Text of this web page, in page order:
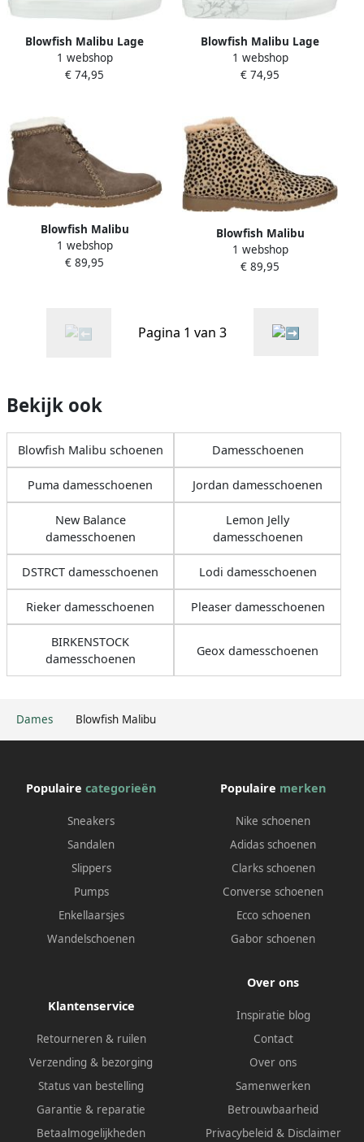
Dames Blowfish Malibu
Blowfish Malibu Lage
Sneakers Sneaker
1 webshop
€ 74,95
Blowfish Malibu Lage
Sneakers Sneaker
1 webshop
€ 74,95
Blowfish Malibu
Enkellaarzen
1 webshop
€ 89,95
Blowfish Malibu
Enkellaarzen
1 webshop
€ 89,95
Pagina 1 van 3
Bekijk ook
Blowfish Malibu schoenen Damesschoenen
Puma damesschoenen Jordan damesschoenen
New Balance
damesschoenen
Lemon Jelly
damesschoenen
DSTRCT damesschoenen Lodi damesschoenen
Rieker damesschoenen Pleaser damesschoenen
BIRKENSTOCK
damesschoenen
Geox damesschoenen
Populaire categorieën
Sneakers
Sandalen
Slippers
Pumps
Enkellaarsjes
Wandelschoenen
Populaire merken
Nike schoenen
Adidas schoenen
Clarks schoenen
Converse schoenen
Ecco schoenen
Gabor schoenen
Klantenservice
Retourneren & ruilen
Verzending & bezorging
Status van bestelling
Garantie & reparatie
Betaalmogelijkheden
Over ons
Inspiratie blog
Contact
Over ons
Samenwerken
Betrouwbaarheid
Privacybeleid & Disclaimer